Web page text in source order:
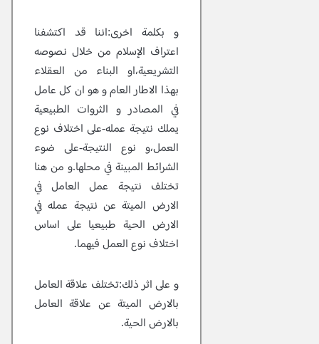
و بكلمة اخرى:اننا قد اكتشفنا
اعتراف الإسلام من خلال نصوصه
التشريعية،او البناء من العقلاء
بهذا الاطار العام و هو ان كل عامل
في المصادر و الثروات الطبيعية
يملك نتيجة عمله-على اختلاف نوع
العمل،و نوع النتيجة-على ضوء
الشرائط المبينة في محلها.و من هنا
تختلف نتيجة عمل العامل في
الارض الميتة عن نتيجة عمله في
الارض الحية طبيعيا على اساس
اختلاف نوع العمل فيهما.
و على اثر ذلك:تختلف علاقة العامل
بالارض الميتة عن علاقة العامل
بالارض الحية.